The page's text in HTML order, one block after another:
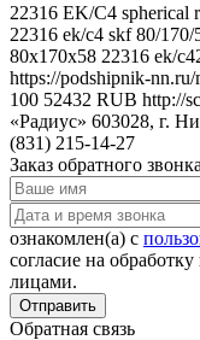
22316 EK/C4 spherical
22316 ek/c4 skf 80/
80x170x58 22316 ek/
https://podshipnik-nn.ru/
100 52432 RUB http://
«Радиус» 603028, г.
(831) 215-14-27
Заказ обратного звонка
ознакомлен(а) с
согласие на
лицами.
Отправить
Обратная связь